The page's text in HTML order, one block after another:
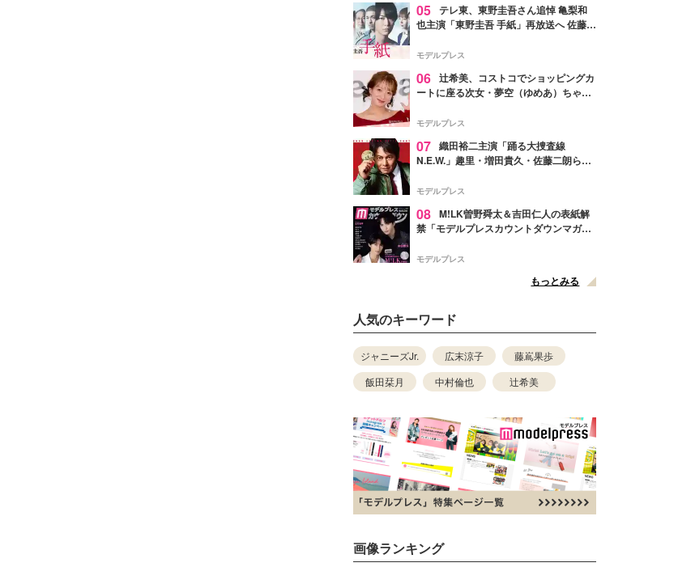
05 テレ東、東野圭吾さん追悼 亀梨和
也主演「東野圭吾 手紙」再放送へ 佐藤隆
モデルプレス
06 辻希美、コストコでショッピングカ
ートに座る次女・夢空（ゆめあ）ちゃん
ぎ」「成長を感じる」の声
モデルプレス
07 織田裕二主演「踊る大捜査線
N.E.W.」趣里・増田貴久・佐藤二朗ら新
徴する“謎のキーワード”も
モデルプレス
08 M!LK曽野舜太＆吉田仁人の表紙解
禁「モデルプレスカウントダウンマガジ
モデルプレス
もっとみる
人気のキーワード
ジャニーズJr. 広末涼子
藤嶌果歩
飯田栞月
中村倫也 辻希美
画像ランキング